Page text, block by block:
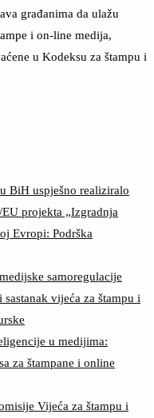
građanima da ulažu
i on-line medija,
u Kodeksu za štampu i
BiH uspješno realiziralo
projekta „Izgradnja
Evropi: Podrška
samoregulacije
vijeća za štampu i
u medijima:
za štampane i online
Vijeća za štampu i